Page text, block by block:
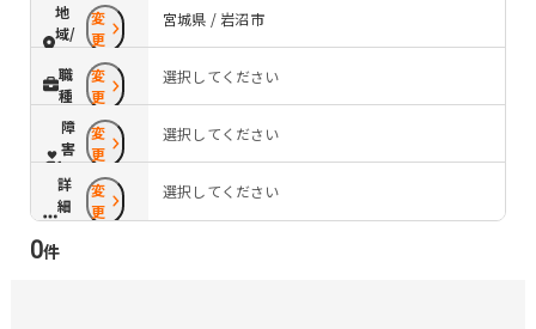
地
域/
路
線
変
更
宮城県 / 岩沼市
職
種
変
更
選択してください
障
害
配
慮
変
更
選択してください
詳
細
条
件
変
更
選択してください
0件